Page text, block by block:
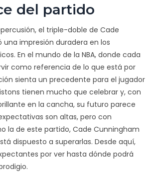
del partido
el triple-doble de Cade
una impresión duradera en los
En el mundo de la NBA, donde cada
como referencia de lo que está por
sienta un precedente para el jugador
tienen mucho que celebrar y, con
en la cancha, su futuro parece
son altas, pero con
la de este partido, Cade Cunningham
dispuesto a superarlas. Desde aquí,
por ver hasta dónde podrá